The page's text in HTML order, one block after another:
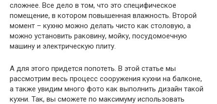
сложнее. Все дело в том, что это специфическое
помещение, в котором повышенная влажность. Второй
момент – кухню можно делать чисто как столовую, а
можно установить раковину, мойку, посудомоечную
машину и электрическую плиту.
А для этого придется попотеть. В этой статье мы
рассмотрим весь процесс сооружения кухни на балконе,
а также увидим много фото как выполнить дизайн такой
кухни. Так, вы сможете по максимуму использовать